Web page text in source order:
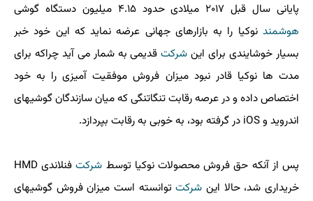
پایانی سال قبل ۲۰۱۷ میلادی حدود ۴.۱۵ میلیون دستگاه گوشی
هوشمند نوكیا را به بازارهای جهانی عرضه نماید كه این خود خبر
بسیار خوشایندی برای این شركتقدیمی به شمار می آید چراكه برای
مدت ها نوكیا قادر نبود میزان فروش موفقیت آمیزی را به خود
اختصاص داده و در عرصه رقابت تنگاتنگی كه میان سازندگان گوشیهای
اندروید و iOS در گرفته بود، به خوبی به رقابت بپردازد.
پس از آنكه حق فروش محصولات نوكیا توسط شركت
فنلاندی HMD
خریداری شد، حالا این شركتتوانسته است میزان فروش گوشیهای